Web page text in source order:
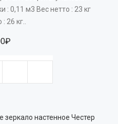
: 0,11 м3 Вес нетто : 23 кг
26 кг..